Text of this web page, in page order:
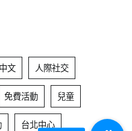
中文 人際社交
免費活動 兒童
台北中心